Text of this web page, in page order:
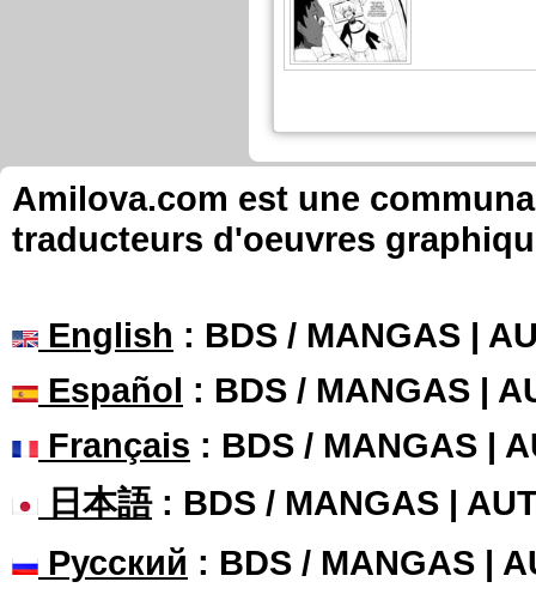
Amilova.com est une
traducteurs d'oeuvres
English : BDS / MANGAS |
Español : BDS / MANGAS |
Français : BDS / MANGAS |
日本語: BDS / MANGAS |
Русский : BDS / MANGAS |